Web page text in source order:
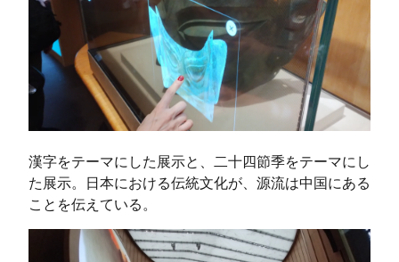
漢字をテーマにした展示と、二十四節季をテーマにし
た展示。日本における伝統文化が、源流は中国にある
ことを伝えている。